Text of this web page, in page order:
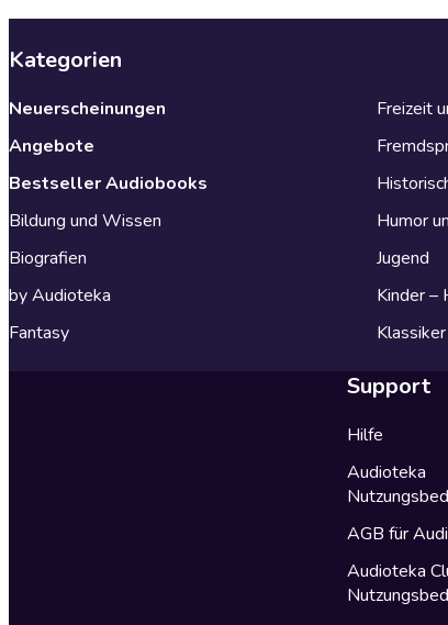
Kategorien
Neuerscheinungen
Angebote
Bestseller Audiobooks
Bildung und Wissen
Biografien
by Audioteka
Fantasy
Freizeit
Humor
Jugend
Kinder –
Klassiker
Support
Hilfe
Audioteka
AGB für
Audioteka